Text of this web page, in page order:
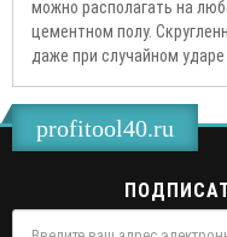
можно располагать на
цементном полу.
даже при случайном
profitool40.ru